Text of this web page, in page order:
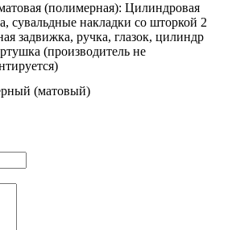
(полимерная): Цилиндровая
сувальдные накладки со шторкой 2
задвижка, ручка, глазок, цилиндр
(производитель не
(матовый)